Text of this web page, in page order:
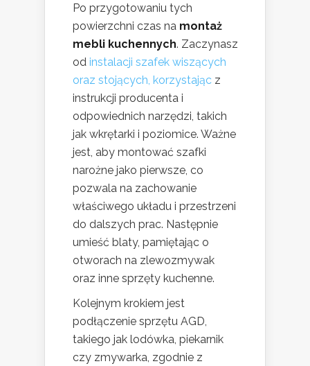
Po przygotowaniu tych
powierzchni czas na montaż
mebli kuchennych. Zaczynasz
od instalacji szafek wiszących
oraz stojących, korzystając z
instrukcji producenta i
odpowiednich narzędzi, takich
jak wkrętarki i poziomice. Ważne
jest, aby montować szafki
narożne jako pierwsze, co
pozwala na zachowanie
właściwego układu i przestrzeni
do dalszych prac. Następnie
umieść blaty, pamiętając o
otworach na zlewozmywak
oraz inne sprzęty kuchenne.
Kolejnym krokiem jest
podłączenie sprzętu AGD,
takiego jak lodówka, piekarnik
czy zmywarka, zgodnie z